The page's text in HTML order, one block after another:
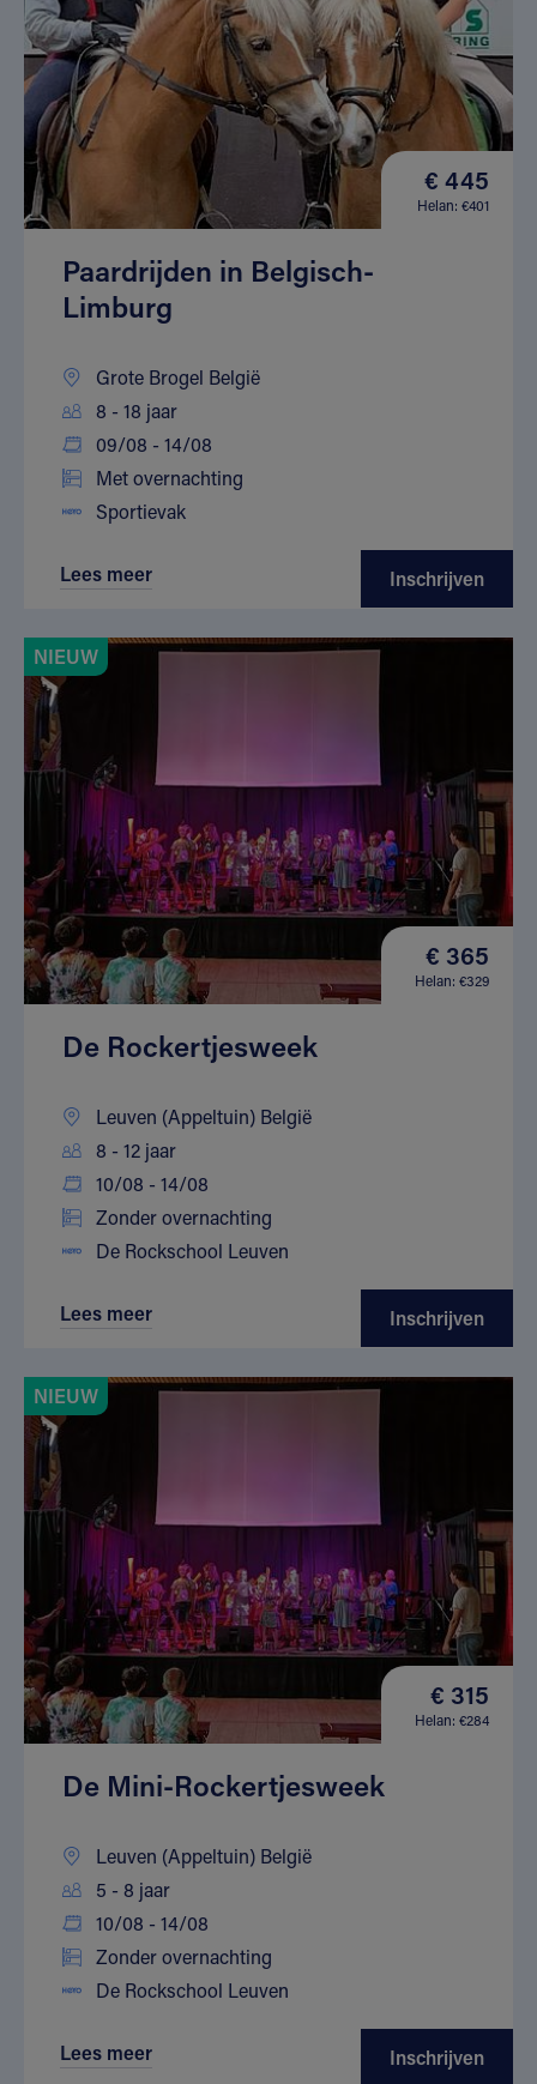
€ 445
Helan: €401
Paardrijden in Belgisch-
Limburg
Grote Brogel België
8 - 18 jaar
09/08 - 14/08
Met overnachting
Sportievak
Lees meer Inschrijven
NIEUW
€ 365
Helan: €329
De Rockertjesweek
Leuven (Appeltuin) België
8 - 12 jaar
10/08 - 14/08
Zonder overnachting
De Rockschool Leuven
Lees meer Inschrijven
NIEUW
€ 315
Helan: €284
De Mini-Rockertjesweek
Leuven (Appeltuin) België
5 - 8 jaar
10/08 - 14/08
Zonder overnachting
De Rockschool Leuven
Lees meer Inschrijven